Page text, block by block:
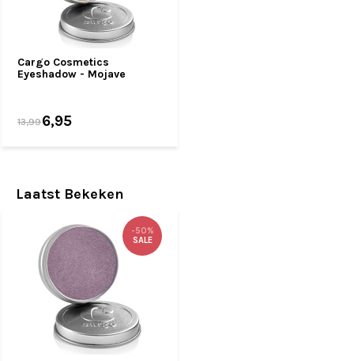
Cargo Cosmetics
Eyeshadow - Mojave
13,996,95
Laatst Bekeken
-50%
SALE